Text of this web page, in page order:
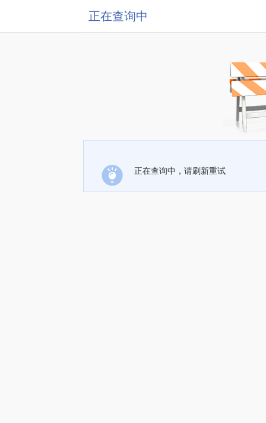
正在查询中
正在查询中，请刷新重试